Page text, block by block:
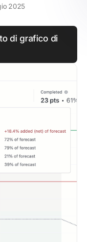
2025
di grafico di